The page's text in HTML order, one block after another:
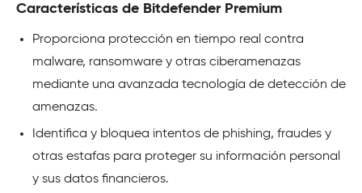
Características de Bitdefender Premium
Proporciona protección en tiempo real contra
malware, ransomware y otras ciberamenazas
mediante una avanzada tecnología de detección de
amenazas.
Identifica y bloquea intentos de phishing, fraudes y
otras estafas para proteger su información personal
y sus datos financieros.